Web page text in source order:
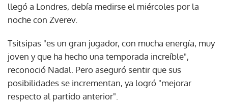
llegó a Londres, debía medirse el miércoles por la
noche con Zverev.
Tsitsipas "es un gran jugador, con mucha energía, muy
joven y que ha hecho una temporada increíble",
reconoció Nadal. Pero aseguró sentir que sus
posibilidades se incrementan, ya logró "mejorar
respecto al partido anterior".